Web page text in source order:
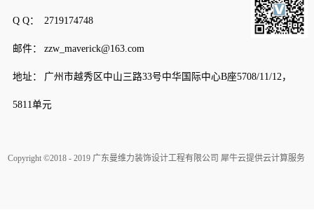
Q Q： 2719174748
邮件： zzw_maverick@163.com
地址： 广州市越秀区中山三路33号中华国际中心B座5708/11/12，
5811单元
Copyright ©2018 - 2019 广东曼维力装饰设计工程有限公司 犀牛云提供云计算服务